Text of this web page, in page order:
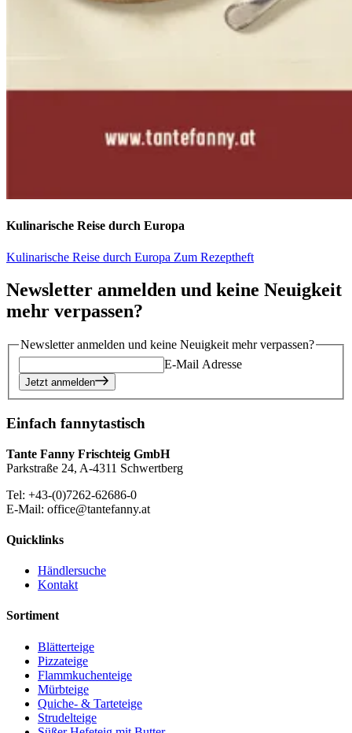
Kulinarische Reise durch Europa
Kulinarische Reise durch Europa Zum Rezeptheft
Newsletter anmelden und keine Neuigkeit
mehr verpassen?
Newsletter anmelden und keine Neuigkeit mehr verpassen?
E-Mail Adresse
Jetzt anmelden
Einfach fannytastisch
Tante Fanny Frischteig GmbH
Parkstraße 24, A-4311 Schwertberg
Tel: +43-(0)7262-62686-0
E-Mail: office@tantefanny.at
Quicklinks
Händlersuche
Kontakt
Sortiment
Blätterteige
Pizzateige
Flammkuchenteige
Mürbteige
Quiche- & Tarteteige
Strudelteige